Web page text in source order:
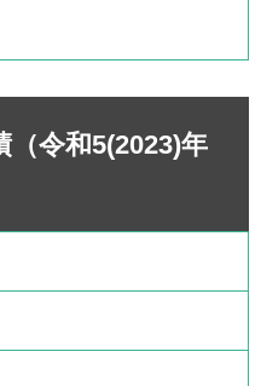
（令和5(2023)年